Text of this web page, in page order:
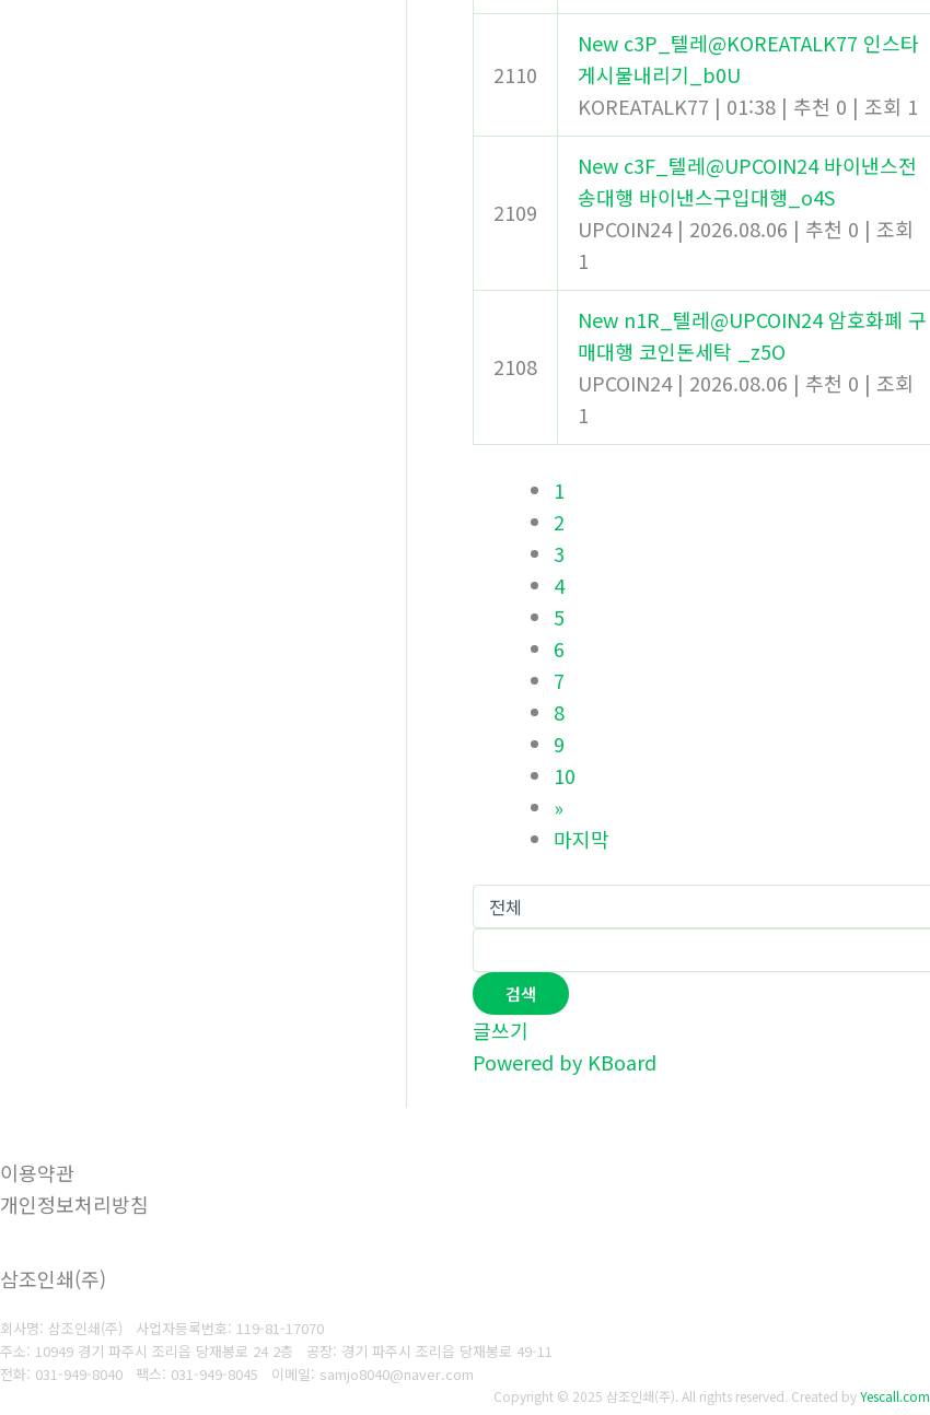
2110
New c3P_텔레@KOREATALK77 인스타
게시물내리기_b0U
KOREATALK77 | 01:38 | 추천 0 | 조회 1
2109
New c3F_텔레@UPCOIN24 바이낸스전
송대행 바이낸스구입대행_o4S
UPCOIN24 | 2026.08.06 | 추천 0 | 조회
1
2108
New n1R_텔레@UPCOIN24 암호화폐 구
매대행 코인돈세탁 _z5O
UPCOIN24 | 2026.08.06 | 추천 0 | 조회
1
1
2
3
4
5
6
7
8
9
10
»
마지막
검색
글쓰기
Powered by KBoard
이용약관
개인정보처리방침
삼조인쇄(주)
회사명: 삼조인쇄(주) 사업자등록번호: 119-81-17070
주소: 10949 경기 파주시 조리읍 당재봉로 24 2층 공장: 경기 파주시 조리읍 당재봉로 49-11
전화: 031-949-8040
팩스: 031-949-8045 이메일: samjo8040@naver.com
Copyright © 2025 삼조인쇄(주). All rights reserved. Created byYescall.com